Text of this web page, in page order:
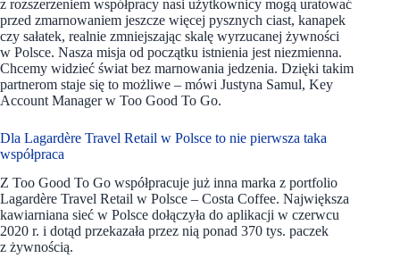
z rozszerzeniem współpracy nasi użytkownicy mogą uratować
przed zmarnowaniem jeszcze więcej pysznych ciast, kanapek
czy sałatek, realnie zmniejszając skalę wyrzucanej żywności
w Polsce. Nasza misja od początku istnienia jest niezmienna.
Chcemy widzieć świat bez marnowania jedzenia. Dzięki takim
partnerom staje się to możliwe – mówi Justyna Samul, Key
Account Manager w Too Good To Go.
Dla Lagardère Travel Retail w Polsce to nie pierwsza taka
współpraca
Z Too Good To Go współpracuje już inna marka z portfolio
Lagardère Travel Retail w Polsce – Costa Coffee. Największa
kawiarniana sieć w Polsce dołączyła do aplikacji w czerwcu
2020 r. i dotąd przekazała przez nią ponad 370 tys. paczek
z żywnością.